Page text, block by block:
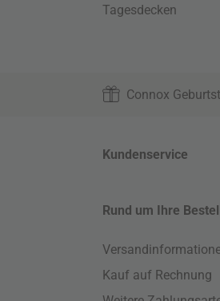
Tagesdecken
Connox
Kundenservice
Rund um Ihre
Kauf auf Rechnung